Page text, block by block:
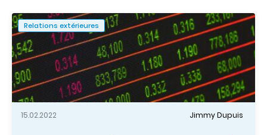
Relations extérieures
15.02.2022 Jimmy Dupuis